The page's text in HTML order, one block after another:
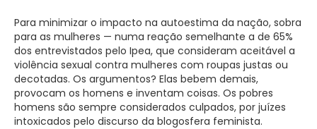
Para minimizar o impacto na autoestima da nação, sobra
para as mulheres — numa reação semelhante a de 65%
dos entrevistados pelo Ipea, que consideram aceitável a
violência sexual contra mulheres com roupas justas ou
decotadas. Os argumentos? Elas bebem demais,
provocam os homens e inventam coisas. Os pobres
homens são sempre considerados culpados, por juízes
intoxicados pelo discurso da blogosfera feminista.